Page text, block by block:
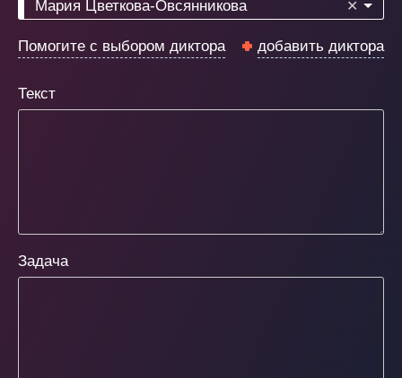
✕
Мария Цветкова-Овсянникова
Помогите с выбором диктора добавить диктора
Текст
Задача